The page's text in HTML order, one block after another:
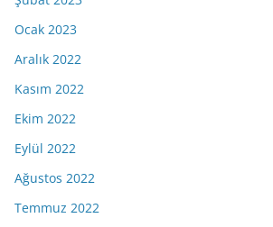
Ocak 2023
Aralık 2022
Kasım 2022
Ekim 2022
Eylül 2022
Ağustos 2022
Temmuz 2022